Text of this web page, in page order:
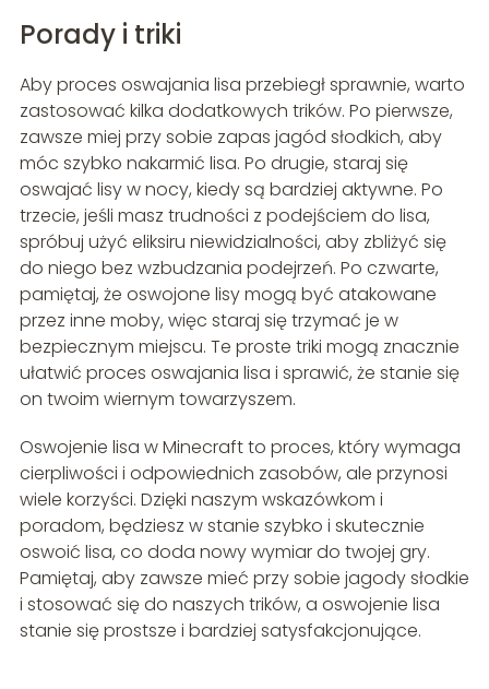
Porady i triki
Aby proces oswajania lisa przebiegł sprawnie, warto
zastosować kilka dodatkowych trików. Po pierwsze,
zawsze miej przy sobie zapas jagód słodkich, aby
móc szybko nakarmić lisa. Po drugie, staraj się
oswajać lisy w nocy, kiedy są bardziej aktywne. Po
trzecie, jeśli masz trudności z podejściem do lisa,
spróbuj użyć eliksiru niewidzialności, aby zbliżyć się
do niego bez wzbudzania podejrzeń. Po czwarte,
pamiętaj, że oswojone lisy mogą być atakowane
przez inne moby, więc staraj się trzymać je w
bezpiecznym miejscu. Te proste triki mogą znacznie
ułatwić proces oswajania lisa i sprawić, że stanie się
on twoim wiernym towarzyszem.
Oswojenie lisa w Minecraft to proces, który wymaga
cierpliwości i odpowiednich zasobów, ale przynosi
wiele korzyści. Dzięki naszym wskazówkom i
poradom, będziesz w stanie szybko i skutecznie
oswoić lisa, co doda nowy wymiar do twojej gry.
Pamiętaj, aby zawsze mieć przy sobie jagody słodkie
i stosować się do naszych trików, a oswojenie lisa
stanie się prostsze i bardziej satysfakcjonujące.